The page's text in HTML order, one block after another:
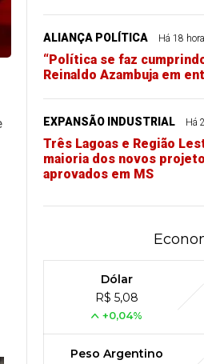
ALIANÇA POLÍTICA Há 18
“Política se faz
Reinaldo Azambuja em
EXPANSÃO INDUSTRIAL Há
Três Lagoas e Região
maioria dos novos
aprovados em MS
Dólar
R$ 5,08
+0,04%
Peso Argentino